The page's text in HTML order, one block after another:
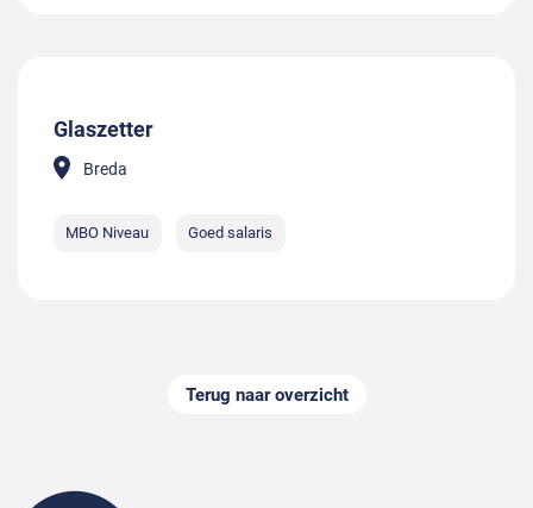
Glaszetter
Breda
MBO Niveau Goed salaris
Terug naar overzicht